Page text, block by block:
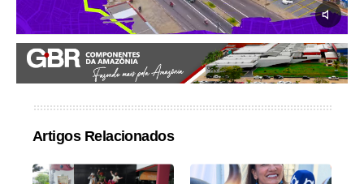
Artigos Relacionados